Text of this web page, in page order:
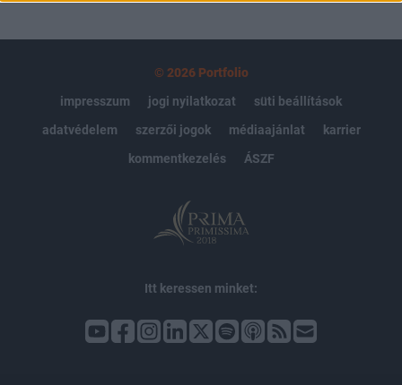
© 2026 Portfolio
impresszum
jogi nyilatkozat
süti beállítások
adatvédelem
szerzői jogok médiaajánlat
karrier
kommentkezelés
ÁSZF
Itt keressen minket: